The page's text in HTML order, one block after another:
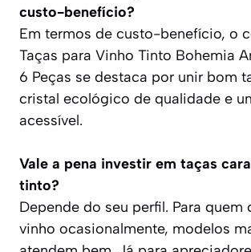
custo-benefício?
Em termos de custo-benefício, o
Taças para Vinho Tinto Bohemia
6 Peças se destaca por unir bom
cristal ecológico de qualidade e
acessível.
Vale a pena investir em taças
tinto?
Depende do seu perfil. Para quem
vinho ocasionalmente, modelos